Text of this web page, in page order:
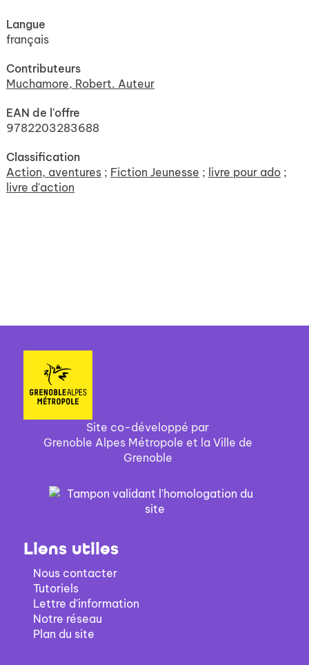
Langue
français
Contributeurs
Muchamore, Robert. Auteur
EAN de l'offre
9782203283688
Classification
Action, aventures ; Fiction Jeunesse ; livre pour ado ;
livre d'action
Site co-développé par
Grenoble Alpes Métropole et la Ville de
Grenoble
Liens utiles
Nous contacter
Tutoriels
Lettre d'information
Notre réseau
Plan du site